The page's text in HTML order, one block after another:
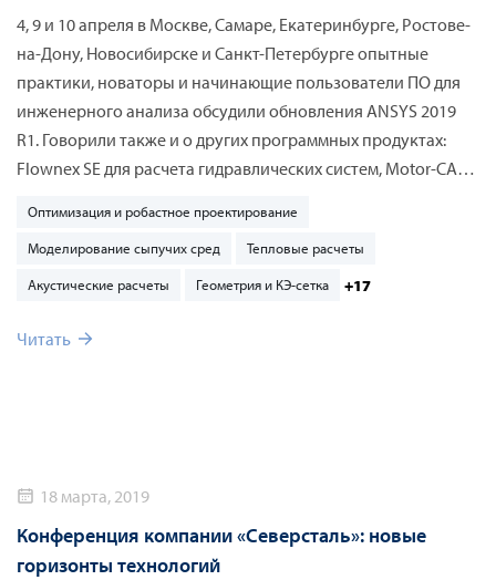
4, 9 и 10 апреля в Москве, Самаре, Екатеринбурге, Ростове-
на-Дону, Новосибирске и Санкт-Петербурге опытные
практики, новаторы и начинающие пользователи ПО для
инженерного анализа обсудили обновления ANSYS 2019
R1. Говорили также и о других программных продуктах:
Flownex SE для расчета гидравлических систем, Motor-CAD
моделирования сыпучих сред. По словам участников,
которые уже не в первый раз приходят на ежегодный
Форум ANSYS, на мероприятии они получают ответы на
можно оптимизировать расчеты на предприятиях с учетом
Оптимизация и робастное проектирование
Моделирование сыпучих сред Тепловые расчеты
Акустические расчеты Геометрия и КЭ-сетка +17
Читать
18 марта, 2019
Конференция компании «Северсталь»: новые
горизонты технологий